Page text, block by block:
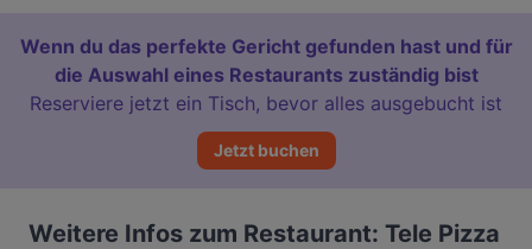
Wenn du das perfekte Gericht gefunden hast und für
die Auswahl eines Restaurants zuständig bist
Reserviere jetzt ein Tisch, bevor alles ausgebucht ist
Jetzt buchen
Weitere Infos zum Restaurant: Tele Pizza